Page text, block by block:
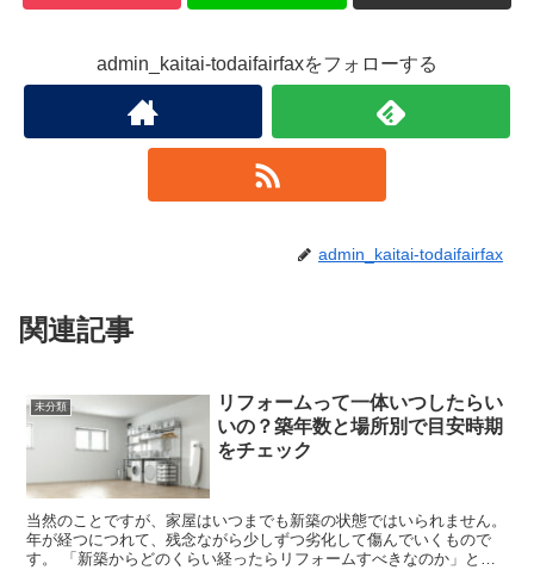
admin_kaitai-todaifairfaxをフォローする
admin_kaitai-todaifairfax
関連記事
未分類
リフォームって一体いつしたらい
いの？築年数と場所別で目安時期
をチェック
当然のことですが、家屋はいつまでも新築の状態ではいられません。
年が経つにつれて、残念ながら少しずつ劣化して傷んでいくもので
す。 「新築からどのくらい経ったらリフォームすべきなのか」とい